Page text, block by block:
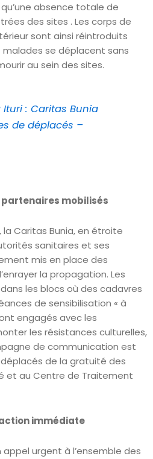
absence totale de
des sites . Les corps de
sont ainsi réintroduits
se déplacent sans
au sein des sites.
Ituri : Caritas Bunia
de déplacés –
partenaires mobilisés
Caritas Bunia, en étroite
sanitaires et ses
mis en place des
la propagation. Les
les blocs où des cadavres
de sensibilisation « à
engagés avec les
les résistances culturelles,
de communication est
de la gratuité des
et au Centre de Traitement
immédiate
appel urgent à l’ensemble des